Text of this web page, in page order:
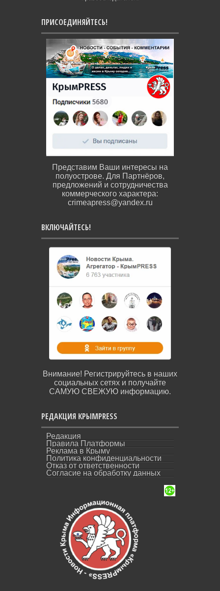
ПРИСОЕДИНЯЙТЕСЬ!
Представим Ваши интересы на
полуострове. Для Партнёров,
предложений и сотрудничества
коммерческого характера:
crimeapress@yandex.ru
ВКЛЮЧАЙТЕСЬ!
Внимание! Регистрируйтесь в наших
социальных сетях и получайте
САМУЮ СВЕЖУЮ информацию.
РЕДАКЦИЯ КРЫМPRESS
Редакция
Правила Платформы
Реклама в Крыму
Политика конфиденциальности
Отказ от ответственности
Согласие на обработку данных